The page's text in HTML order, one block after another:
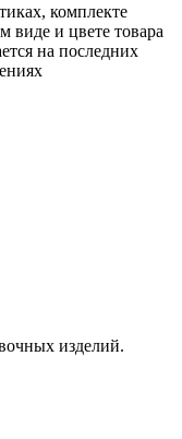
комплекте
виде и цвете товара
на последних
изделий.